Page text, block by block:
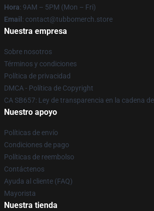
Hora: 9AM – 5PM (Mon – Fri)
Email : contact@tubbomerch.store
Nuestra empresa
Sobre nosotros
Términos y condiciones
Política de privacidad
DMCA - Política de Copyright
CA SB657: Ley de transparencia en la cadena
Nuestro apoyo
Políticas de envío
Condiciones de pago
Políticas de reembolso
Contáctenos
Ayuda al cliente (FAQ)
Mayorista
Nuestra tienda